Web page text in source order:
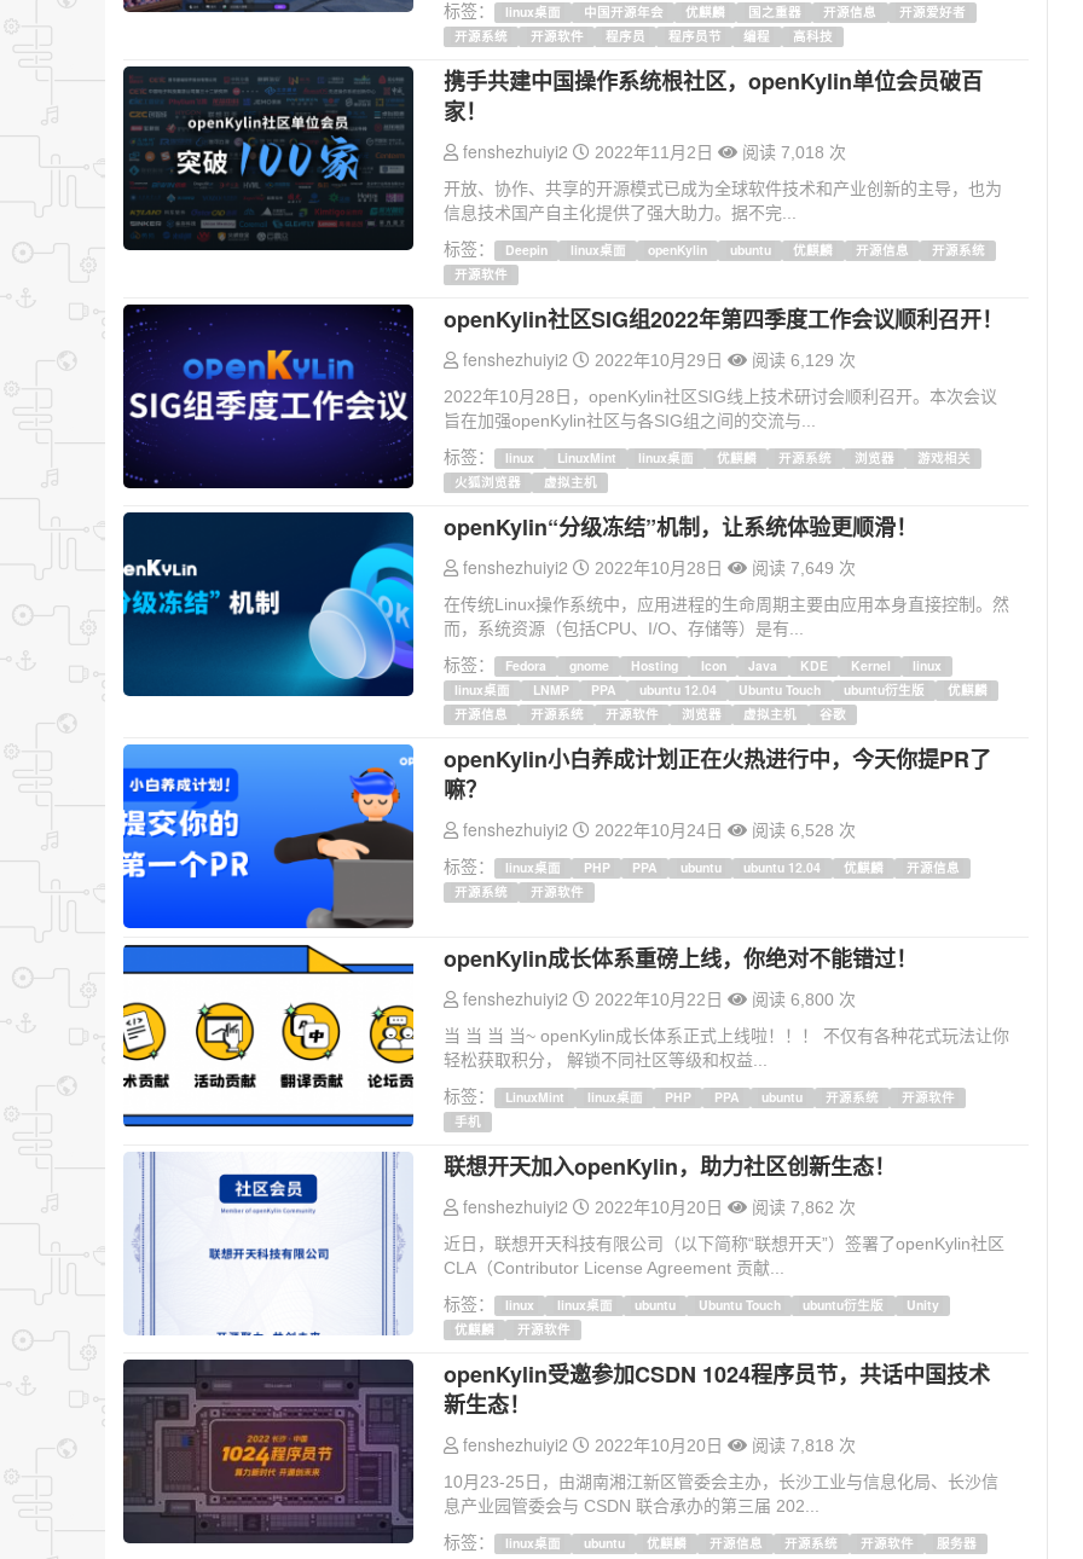
标签：
linux桌面 中国开源年会 优麒麟 国之重器 开源信息
开源爱好者
开源系统
开源软件 程序员 程序员节 编程 高科技
携手共建中国操作系统根社区，openKylin单位会员破百
家！
fenshezhuiyi2 2022年11月2日
阅读 7,018 次
开放、协作、共享的开源模式已成为全球软件技术和产业创新的主导，也为
信息技术国产自主化提供了强大助力。据不完...
标签：
Deepin linux桌面 openKylin ubuntu 优麒麟 开源信息
开源系统
开源软件
openKylin社区SIG组2022年第四季度工作会议顺利召开！
fenshezhuiyi2 2022年10月29日
阅读 6,129 次
2022年10月28日，openKylin社区SIG线上技术研讨会顺利召开。本次会议
旨在加强openKylin社区与各SIG组之间的交流与...
标签：
linux LinuxMint linux桌面 优麒麟 开源系统 浏览器
游戏相关
火狐浏览器
虚拟主机
openKylin“分级冻结”机制，让系统体验更顺滑！
fenshezhuiyi2 2022年10月28日
阅读 7,649 次
在传统Linux操作系统中，应用进程的生命周期主要由应用本身直接控制。然
而，系统资源（包括CPU、I/O、存储等）是有...
标签：
Fedora gnome Hosting Icon Java KDE Kernel
linux
linux桌面
LNMP PPA ubuntu 12.04 Ubuntu Touch ubuntu衍生版
优麒麟
开源信息
开源系统 开源软件 浏览器 虚拟主机 谷歌
openKylin小白养成计划正在火热进行中，今天你提PR了
嘛？
fenshezhuiyi2 2022年10月24日
阅读 6,528 次
标签：
linux桌面 PHP PPA ubuntu ubuntu 12.04 优麒麟
开源信息
开源系统
开源软件
openKylin成长体系重磅上线，你绝对不能错过！
fenshezhuiyi2 2022年10月22日
阅读 6,800 次
当 当 当 当~ openKylin成长体系正式上线啦！！！ 不仅有各种花式玩法让你
轻松获取积分， 解锁不同社区等级和权益...
标签：
LinuxMint linux桌面 PHP PPA ubuntu 开源系统
开源软件
手机
联想开天加入openKylin，助力社区创新生态！
fenshezhuiyi2 2022年10月20日
阅读 7,862 次
近日，联想开天科技有限公司（以下简称“联想开天”）签署了openKylin社区
CLA（Contributor License Agreement 贡献...
标签：
linux linux桌面 ubuntu Ubuntu Touch ubuntu衍生版
Unity
优麒麟
开源软件
openKylin受邀参加CSDN 1024程序员节，共话中国技术
新生态！
fenshezhuiyi2 2022年10月20日
阅读 7,818 次
10月23-25日，由湖南湘江新区管委会主办，长沙工业与信息化局、长沙信
息产业园管委会与 CSDN 联合承办的第三届 202...
标签：
linux桌面 ubuntu 优麒麟 开源信息 开源系统 开源软件 服务器